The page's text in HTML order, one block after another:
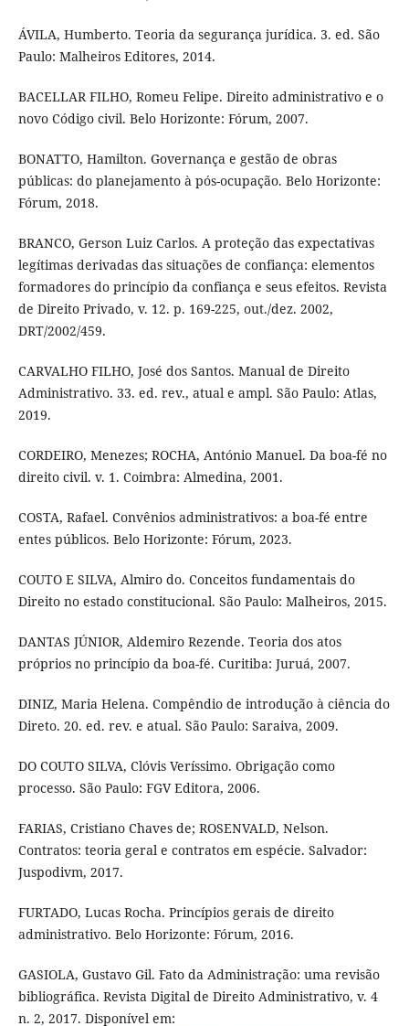
ÁVILA, Humberto. Teoria da segurança jurídica. 3. ed. São
Paulo: Malheiros Editores, 2014.
BACELLAR FILHO, Romeu Felipe. Direito administrativo e o
novo Código civil. Belo Horizonte: Fórum, 2007.
BONATTO, Hamilton. Governança e gestão de obras
públicas: do planejamento à pós-ocupação. Belo Horizonte:
Fórum, 2018.
BRANCO, Gerson Luiz Carlos. A proteção das expectativas
legítimas derivadas das situações de confiança: elementos
formadores do princípio da confiança e seus efeitos. Revista
de Direito Privado, v. 12. p. 169-225, out./dez. 2002,
DRT/2002/459.
CARVALHO FILHO, José dos Santos. Manual de Direito
Administrativo. 33. ed. rev., atual e ampl. São Paulo: Atlas,
2019.
CORDEIRO, Menezes; ROCHA, António Manuel. Da boa-fé no
direito civil. v. 1. Coimbra: Almedina, 2001.
COSTA, Rafael. Convênios administrativos: a boa-fé entre
entes públicos. Belo Horizonte: Fórum, 2023.
COUTO E SILVA, Almiro do. Conceitos fundamentais do
Direito no estado constitucional. São Paulo: Malheiros, 2015.
DANTAS JÚNIOR, Aldemiro Rezende. Teoria dos atos
próprios no princípio da boa-fé. Curitiba: Juruá, 2007.
DINIZ, Maria Helena. Compêndio de introdução à ciência do
Direto. 20. ed. rev. e atual. São Paulo: Saraiva, 2009.
DO COUTO SILVA, Clóvis Veríssimo. Obrigação como
processo. São Paulo: FGV Editora, 2006.
FARIAS, Cristiano Chaves de; ROSENVALD, Nelson.
Contratos: teoria geral e contratos em espécie. Salvador:
Juspodivm, 2017.
FURTADO, Lucas Rocha. Princípios gerais de direito
administrativo. Belo Horizonte: Fórum, 2016.
GASIOLA, Gustavo Gil. Fato da Administração: uma revisão
bibliográfica. Revista Digital de Direito Administrativo, v. 4
n. 2, 2017. Disponível em: